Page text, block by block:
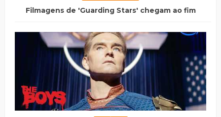
Filmagens de 'Guarding Stars' chegam ao fim